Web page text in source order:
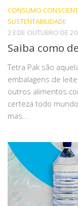
CONSUMO
SUSTENTABILIDADE
23 DE OUTUBRO DE
Saiba como
Tetra Pak são
embalagens de
outros alimentos
certeza todo
mas...